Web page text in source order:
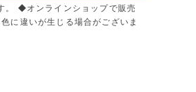
。 ◆オンラインショップで販売
に違いが生じる場合がございま